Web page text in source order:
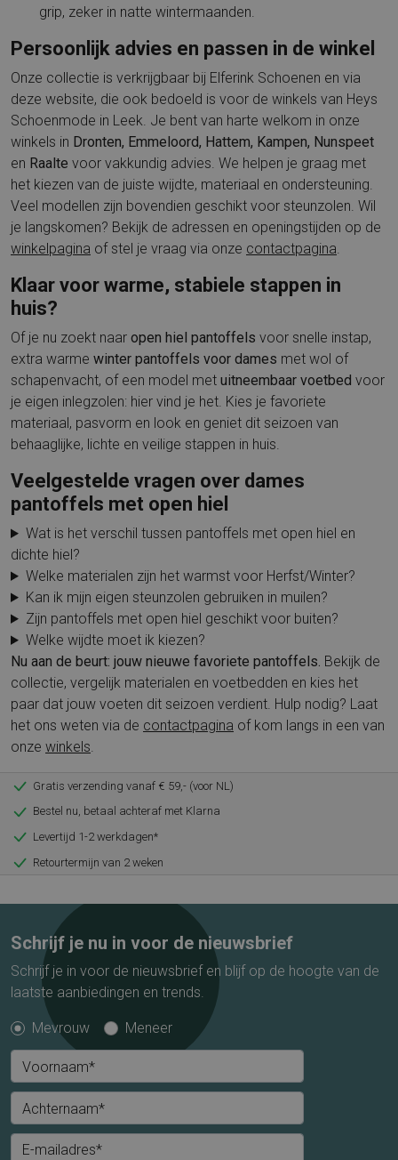
grip, zeker in natte wintermaanden.
Persoonlijk advies en passen in de winkel
Onze collectie is verkrijgbaar bij Elferink Schoenen en via
deze website, die ook bedoeld is voor de winkels van Heys
Schoenmode in Leek. Je bent van harte welkom in onze
winkels in Dronten, Emmeloord, Hattem, Kampen, Nunspeet
en Raalte voor vakkundig advies. We helpen je graag met
het kiezen van de juiste wijdte, materiaal en ondersteuning.
Veel modellen zijn bovendien geschikt voor steunzolen. Wil
je langskomen? Bekijk de adressen en openingstijden op de
winkelpagina of stel je vraag via onze contactpagina.
Klaar voor warme, stabiele stappen in
huis?
Of je nu zoekt naar open hiel pantoffels voor snelle instap,
extra warme winter pantoffels voor dames met wol of
schapenvacht, of een model met uitneembaar voetbed voor
je eigen inlegzolen: hier vind je het. Kies je favoriete
materiaal, pasvorm en look en geniet dit seizoen van
behaaglijke, lichte en veilige stappen in huis.
Veelgestelde vragen over dames
pantoffels met open hiel
Wat is het verschil tussen pantoffels met open hiel en
dichte hiel?
Welke materialen zijn het warmst voor Herfst/Winter?
Kan ik mijn eigen steunzolen gebruiken in muilen?
Zijn pantoffels met open hiel geschikt voor buiten?
Welke wijdte moet ik kiezen?
Nu aan de beurt: jouw nieuwe favoriete pantoffels. Bekijk de
collectie, vergelijk materialen en voetbedden en kies het
paar dat jouw voeten dit seizoen verdient. Hulp nodig? Laat
het ons weten via de contactpagina of kom langs in een van
onze winkels.
Gratis verzending vanaf € 59,- (voor NL)
Bestel nu, betaal achteraf met Klarna
Levertijd 1-2 werkdagen*
Retourtermijn van 2 weken
Schrijf je nu in voor de nieuwsbrief
Schrijf je in voor de nieuwsbrief en blijf op de hoogte van de
laatste aanbiedingen en trends.
Mevrouw Meneer
Voornaam*
Achternaam*
E-mailadres*